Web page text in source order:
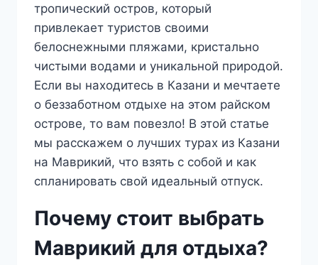
тропический остров, который
привлекает туристов своими
белоснежными пляжами, кристально
чистыми водами и уникальной природой.
Если вы находитесь в Казани и мечтаете
о беззаботном отдыхе на этом райском
острове, то вам повезло! В этой статье
мы расскажем о лучших турах из Казани
на Маврикий, что взять с собой и как
спланировать свой идеальный отпуск.
Почему стоит выбрать
Маврикий для отдыха?